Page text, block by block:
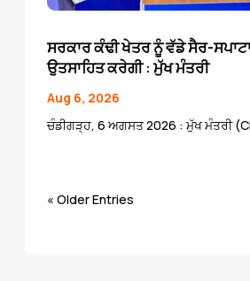
ਸਰਕਾਰ ਕੰਢੀ ਖੇਤਰ ਨੂੰ ਵੱਡੇ ਸੈਰ-
ਉਤਸਾਹਿਤ ਕਰੇਗੀ : ਮੁੱਖ ਮੰਤਰੀ
Aug 6, 2026
ਚੰਡੀਗੜ੍ਹ, 6 ਅਗਸਤ 2026 : ਮੁੱਖ ਮੰਤਰੀ
« Older Entries